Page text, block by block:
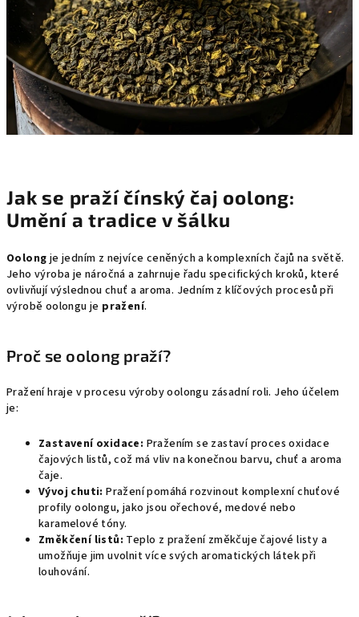
Jak se praží čínský čaj oolong:
Umění a tradice v šálku
Oolongje jedním z nejvíce ceněných a komplexních čajů na světě.
Jeho výroba je náročná a zahrnuje řadu specifických kroků, které
ovlivňují výslednou chuť a aroma. Jedním z klíčových procesů při
výrobě oolongu je pražení.
Proč se oolong praží?
Pražení hraje v procesu výroby oolongu zásadní roli. Jeho účelem
je:
Zastavení oxidace: Pražením se zastaví proces oxidace
čajových listů, což má vliv na konečnou barvu, chuť a aroma
čaje.
Vývoj chuti: Pražení pomáhá rozvinout komplexní chuťové
profily oolongu, jako jsou ořechové, medové nebo
karamelové tóny.
Změkčení listů: Teplo z pražení změkčuje čajové listy a
umožňuje jim uvolnit více svých aromatických látek při
louhování.